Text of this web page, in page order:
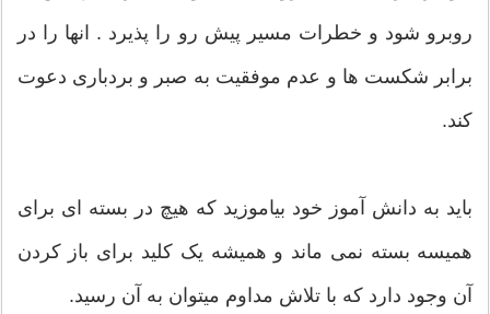
روبرو شود و خطرات مسیر پیش رو را پذیرد . انها را در
برابر شکست ها و عدم موفقیت به صبر و بردباری دعوت
کند.
باید به دانش آموز خود بیاموزید که هیچ در بسته ای برای
همیسه بسته نمی ماند و همیشه یک کلید برای باز کردن
آن وجود دارد که با تلاش مداوم میتوان به آن رسید.